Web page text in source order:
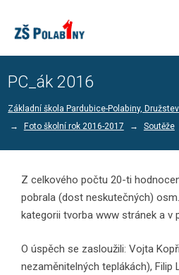
PC_ák 2016
Základní škola Pardubice-Polabiny,
Foto školní rok 2016-2017
Soutěže
Z celkového počtu 20-ti
pobrala (dost neskutečných)
kategorii tvorba www stránek a v
O úspěch se zasloužili: Vojta
nezaměnitelných teplákách), Filip